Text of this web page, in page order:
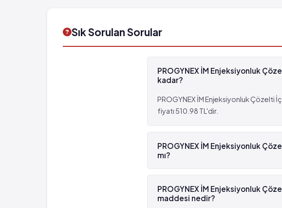
Sık Sorulan Sorular
PROGYNEX İM Enjeksiyonluk
kadar?
PROGYNEX İM Enjeksiyonluk Çözelti
fiyatı 510.98 TL'dir.
PROGYNEX İM Enjeksiyonluk
mı?
Evet, PROGYNEX İM Enjeksiyonluk
PROGYNEX İM Enjeksiyonluk
maddesi nedir?